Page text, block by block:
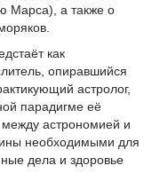
Марса), а также о
как
опиравшийся
астролог,
парадигме её
астрономией и
необходимыми для
дела и здоровье